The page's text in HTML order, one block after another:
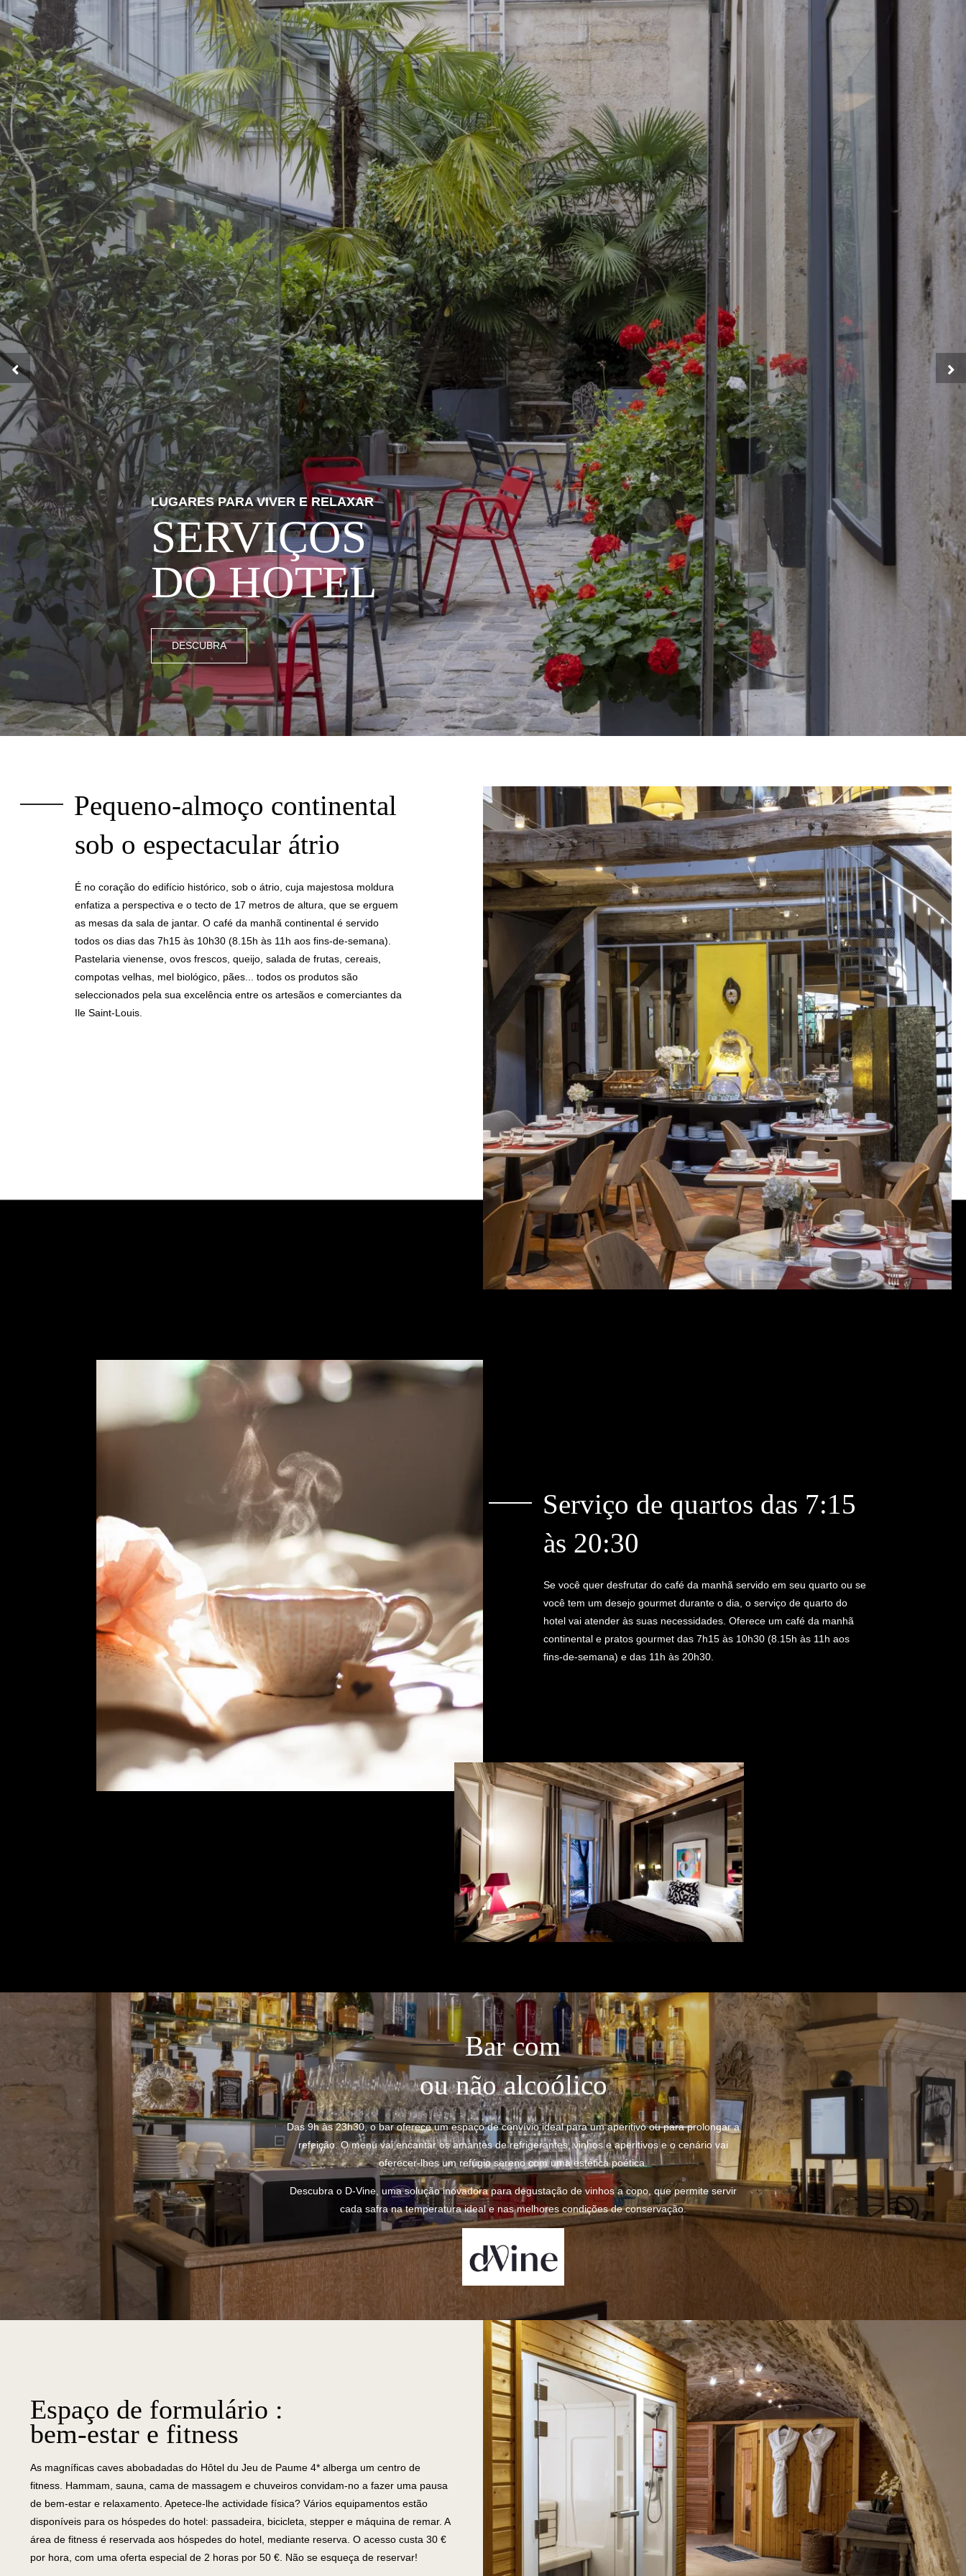
LUGARES PARA VIVER E RELAXAR
SERVIÇOS
DO HOTEL
DESCUBRA
Pequeno-almoço continental
sob o espectacular átrio
É no coração do edifício histórico, sob o átrio, cuja majestosa moldura
enfatiza a perspectiva e o tecto de 17 metros de altura, que se erguem
as mesas da sala de jantar. O café da manhã continental é servido
todos os dias das 7h15 às 10h30 (8.15h às 11h aos fins-de-semana).
Pastelaria vienense, ovos frescos, queijo, salada de frutas, cereais,
compotas velhas, mel biológico, pães... todos os produtos são
seleccionados pela sua excelência entre os artesãos e comerciantes da
Ile Saint-Louis.
Serviço de quartos das 7:15
às 20:30
Se você quer desfrutar do café da manhã servido em seu quarto ou se
você tem um desejo gourmet durante o dia, o serviço de quarto do
hotel vai atender às suas necessidades. Oferece um café da manhã
continental e pratos gourmet das 7h15 às 10h30 (8.15h às 11h aos
fins-de-semana) e das 11h às 20h30.
Bar com
ou não alcoólico
Das 9h às 23h30, o bar oferece um espaço de convívio ideal para um aperitivo ou para prolongar a
refeição. O menu vai encantar os amantes de refrigerantes, vinhos e aperitivos e o cenário vai
oferecer-lhes um refúgio sereno com uma estética poética.
Descubra o D-Vine, uma solução inovadora para degustação de vinhos a copo, que permite servir
cada safra na temperatura ideal e nas melhores condições de conservação.
Espaço de formulário :
bem-estar e fitness
As magníficas caves abobadadas do Hôtel du Jeu de Paume 4* alberga um centro de
fitness. Hammam, sauna, cama de massagem e chuveiros convidam-no a fazer uma pausa
de bem-estar e relaxamento. Apetece-lhe actividade física? Vários equipamentos estão
disponíveis para os hóspedes do hotel: passadeira, bicicleta, stepper e máquina de remar. A
área de fitness é reservada aos hóspedes do hotel, mediante reserva. O acesso custa 30 €
por hora, com uma oferta especial de 2 horas por 50 €. Não se esqueça de reservar!